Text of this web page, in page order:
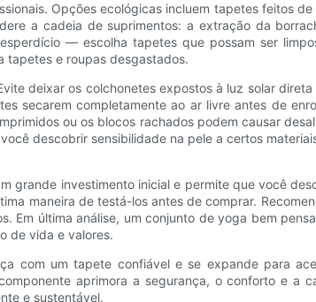
Opções ecológicas incluem tapetes feitos
a cadeia de suprimentos: a extração da
— escolha tapetes que possam ser
tapetes e roupas desgastados.
deixar os colchonetes expostos à luz solar
secarem completamente ao ar livre antes de
ou os blocos rachados podem causar
descobrir sensibilidade na pele a certos
grande investimento inicial e permite que você
maneira de testá-los antes de comprar.
Em última análise, um conjunto de yoga bem
de vida e valores.
com um tapete confiável e se expande para
aprimora a segurança, o conforto e a
e sustentável.